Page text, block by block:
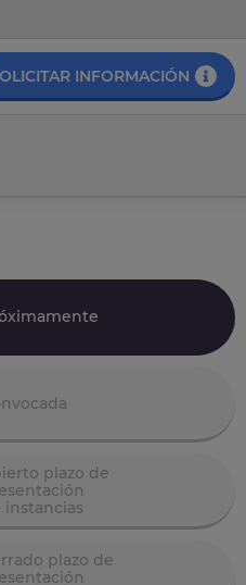
INFORMACIÓN
plazo de
instancias
plazo de